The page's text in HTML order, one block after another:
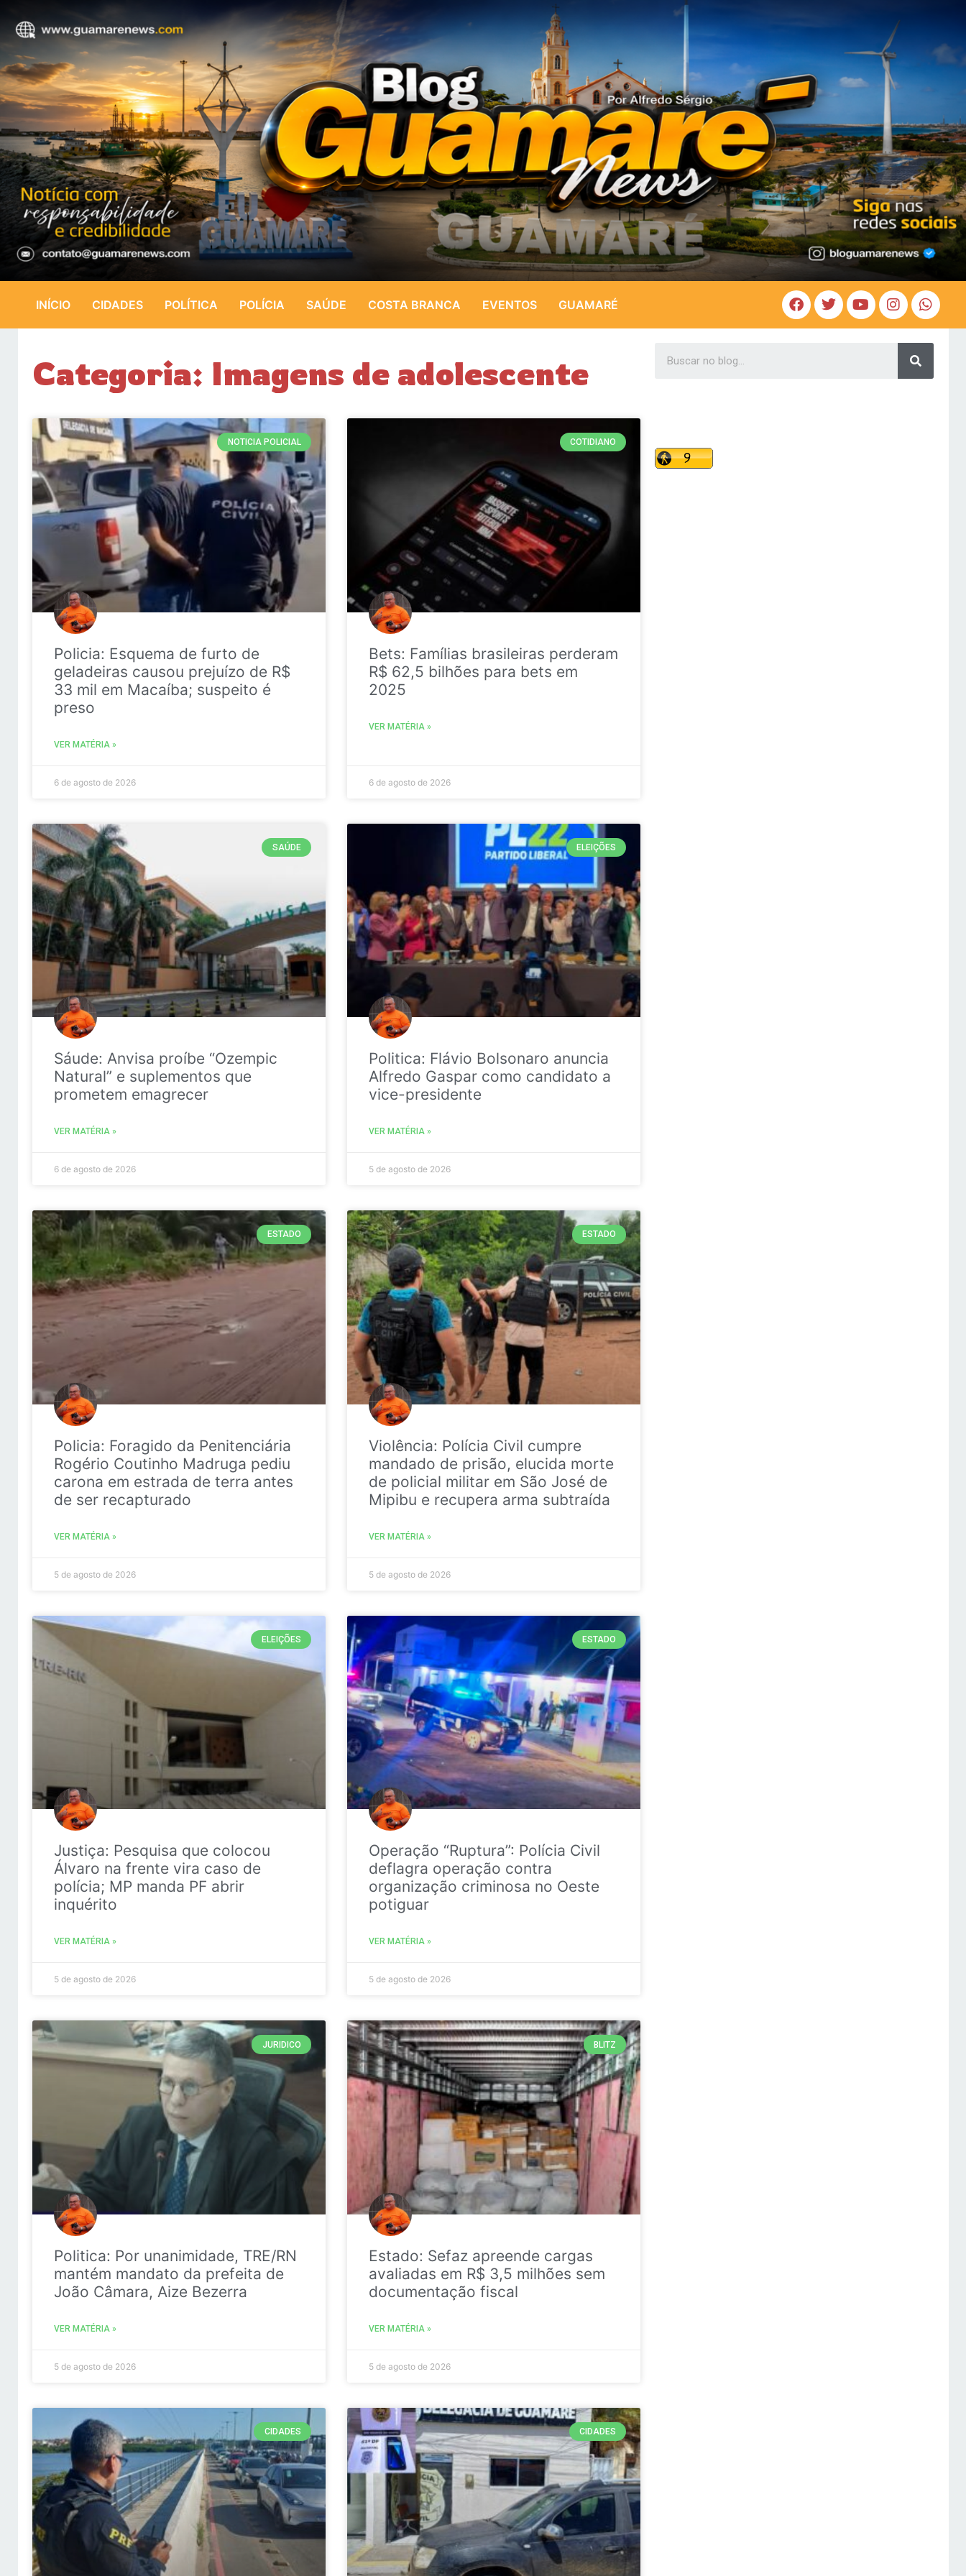
INÍCIO CIDADES POLÍTICA POLÍCIA SAÚDE COSTA BRANCA EVENTOS GUAMARÉ
Categoria: Imagens de adolescente
NOTICIA POLICIAL
Policia: Esquema de furto de
geladeiras causou prejuízo de R$
33 mil em Macaíba; suspeito é
preso
VER MATÉRIA »
6 de agosto de 2026
COTIDIANO
Bets: Famílias brasileiras perderam
R$ 62,5 bilhões para bets em
2025
VER MATÉRIA »
6 de agosto de 2026
SAÚDE
Sáude: Anvisa proíbe “Ozempic
Natural” e suplementos que
prometem emagrecer
VER MATÉRIA »
6 de agosto de 2026
ELEIÇÕES
Politica: Flávio Bolsonaro anuncia
Alfredo Gaspar como candidato a
vice-presidente
VER MATÉRIA »
5 de agosto de 2026
ESTADO
Policia: Foragido da Penitenciária
Rogério Coutinho Madruga pediu
carona em estrada de terra antes
de ser recapturado
VER MATÉRIA »
5 de agosto de 2026
ESTADO
Violência: Polícia Civil cumpre
mandado de prisão, elucida morte
de policial militar em São José de
Mipibu e recupera arma subtraída
VER MATÉRIA »
5 de agosto de 2026
ELEIÇÕES
Justiça: Pesquisa que colocou
Álvaro na frente vira caso de
polícia; MP manda PF abrir
inquérito
VER MATÉRIA »
5 de agosto de 2026
ESTADO
Operação “Ruptura”: Polícia Civil
deflagra operação contra
organização criminosa no Oeste
potiguar
VER MATÉRIA »
5 de agosto de 2026
JURIDICO
Politica: Por unanimidade, TRE/RN
mantém mandato da prefeita de
João Câmara, Aize Bezerra
VER MATÉRIA »
5 de agosto de 2026
BLITZ
Estado: Sefaz apreende cargas
avaliadas em R$ 3,5 milhões sem
documentação fiscal
VER MATÉRIA »
5 de agosto de 2026
CIDADES CIDADES